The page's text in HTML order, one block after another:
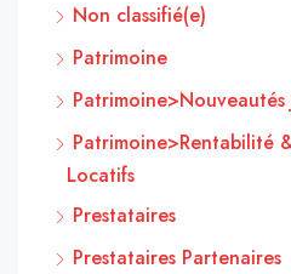
Non classifié(e)
Patrimoine
Patrimoine>Nouveautés
Patrimoine>Rentabilité
Locatifs
Prestataires
Prestataires Partenaires